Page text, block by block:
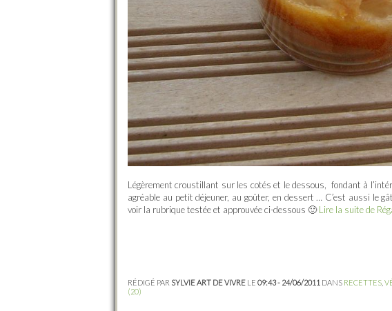
Légèrement croustillant sur les cotés et le dessous, fondant à
agréable au petit déjeuner, au goûter, en dessert … C’est aussi le
voir la rubrique testée et approuvée ci-dessous 🙂Lire la suite de
RÉDIGÉ PAR SYLVIE ART DE VIVRE LE 09:43 - 24/06/2011 DANS RECETTES
(20)